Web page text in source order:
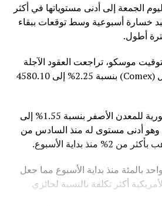
الجمعة إلى أدنى مستوياتها في أكثر
خسارة أسبوعية وسط توقعات ببقاء
أطول.
الساعة 09:35 بتوقيت موسكو، تراجعت العقود الآجلة
للذهب لشهر يونيو المقبل (Comex) بنسبة 2.25% إلى 4580.10
فيما انخفضت العقود الفورية للمعدن الأصفر بنسبة 1.55% إلى
وهو أدنى مستوى ​له منذ السادس من
⁠بداية الأسبوع.
بالمئة منذ بداية الأسبوع مما جعل
أكثر تكلفة بالنسبة لحائزي